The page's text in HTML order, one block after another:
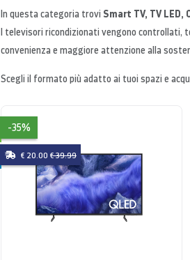
In questa categoria trovi Smart TV, TV LED,
I televisori ricondizionati vengono controllati,
convenienza e maggiore attenzione alla
Scegli il formato più adatto ai tuoi spazi e
-35%
€ 20.00 € 39.99